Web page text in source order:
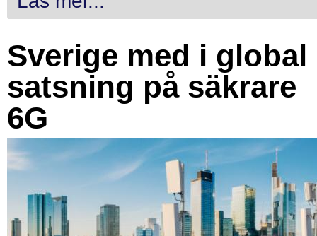
Sverige med i global
satsning på säkrare
6G